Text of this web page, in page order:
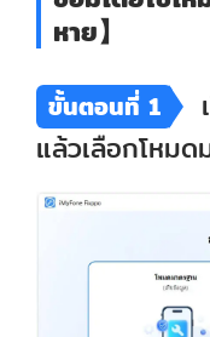
หาย】
ขั้นตอนที่ 1
แล้วเลือกโหมด